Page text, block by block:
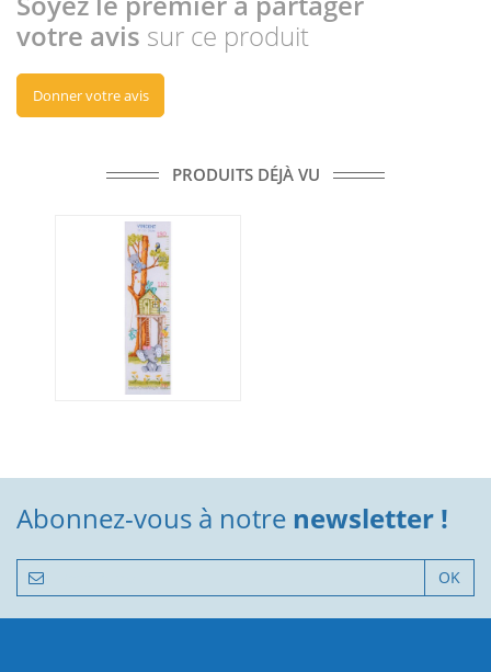
votre avis sur ce produit
Donner votre avis
PRODUITS DÉJÀ VU
Abonnez-vous à notre newsletter !
OK